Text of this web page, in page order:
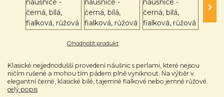
Ohodnotit produkt
Klasické nejjednodušší provedení náušnic s perlami, které nejsou
ničím rušené a mohou tím pádem plně vyniknout. Na výběr v
elegantní černé, klasické bílé, tajemné fialkové nebo jemné růžové.
celý popis